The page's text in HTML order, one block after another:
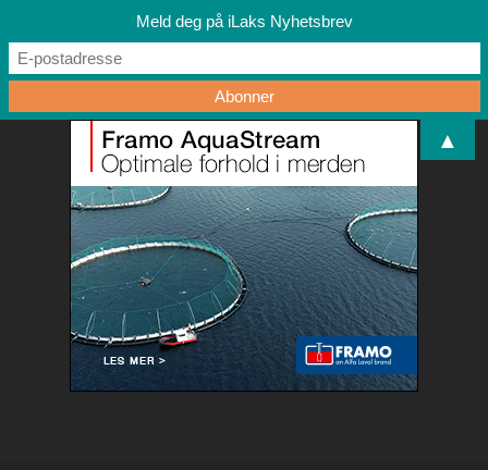
Meld deg på iLaks Nyhetsbrev
▲